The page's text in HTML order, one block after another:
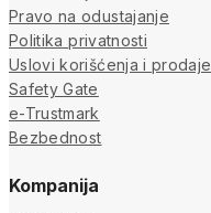
Pravo na odustajanje
Politika privatnosti
Uslovi korišćenja i prodaje
Safety Gate
e-Trustmark
Bezbednost
Kompanija